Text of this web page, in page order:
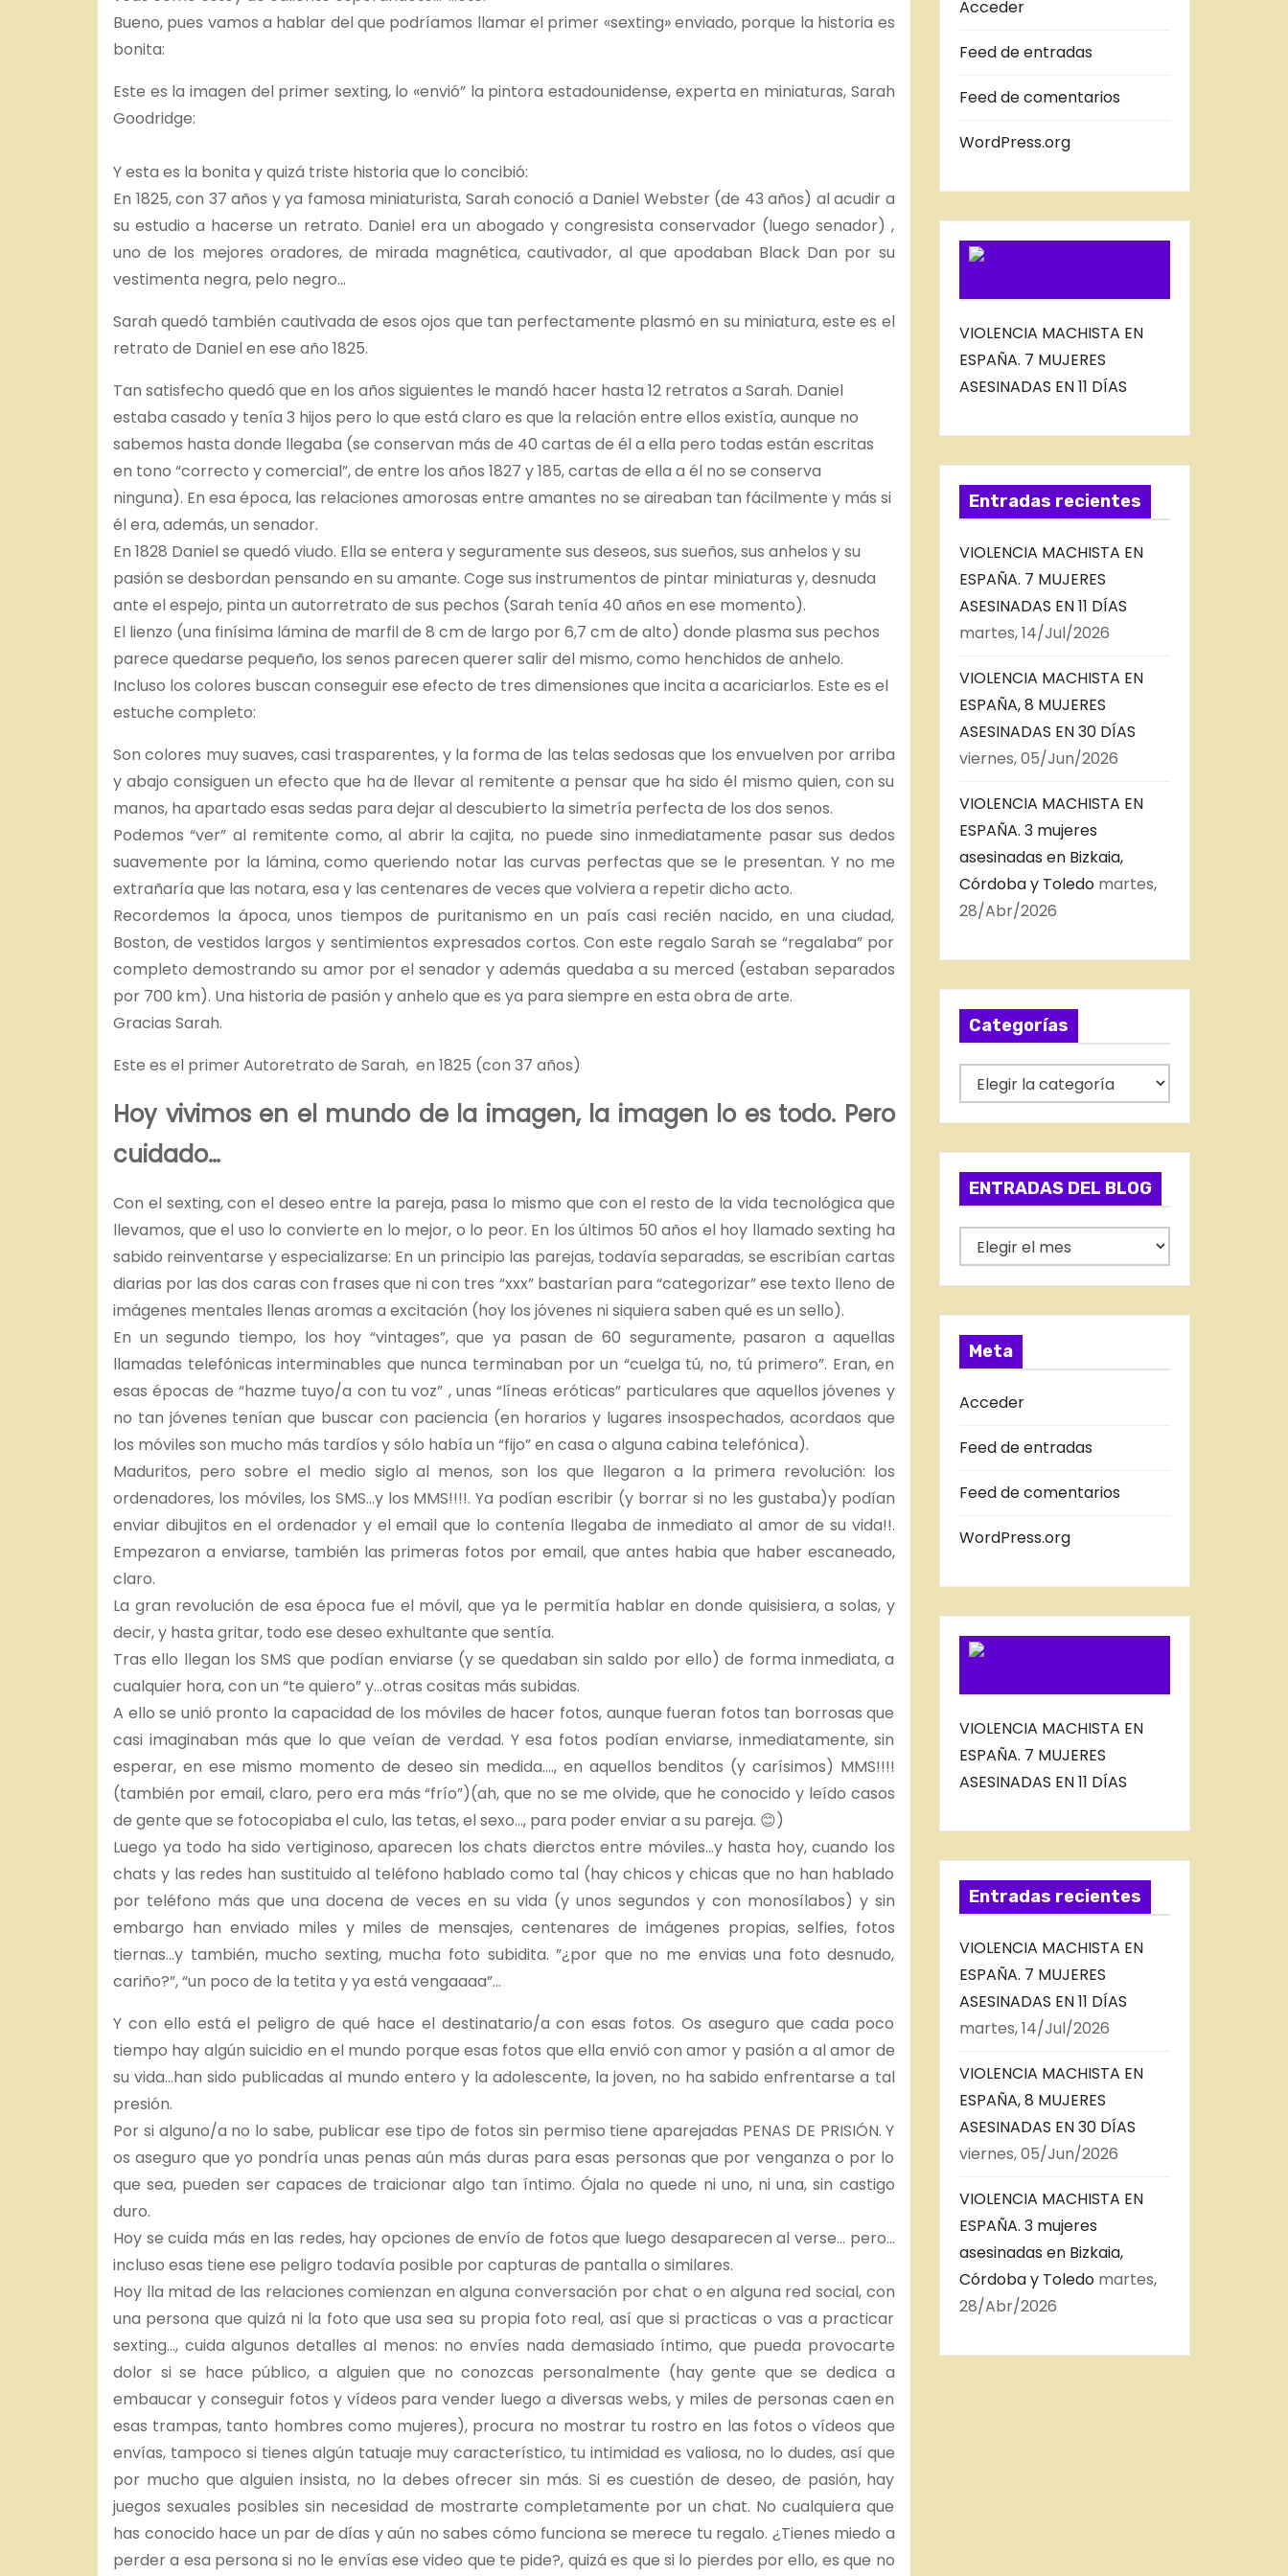
Bueno, pues vamos a hablar del que podríamos llamar el primer «sexting» enviado, porque la historia es
bonita:
Este es la imagen del primer sexting, lo «envió” la pintora estadounidense, experta en miniaturas, Sarah
Goodridge:
Y esta es la bonita y quizá triste historia que lo concibió:
En 1825, con 37 años y ya famosa miniaturista, Sarah conoció a Daniel Webster (de 43 años) al acudir a
su estudio a hacerse un retrato. Daniel era un abogado y congresista conservador (luego senador) ,
uno de los mejores oradores, de mirada magnética, cautivador, al que apodaban Black Dan por su
vestimenta negra, pelo negro…
Sarah quedó también cautivada de esos ojos que tan perfectamente plasmó en su miniatura, este es el
retrato de Daniel en ese año 1825.
Tan satisfecho quedó que en los años siguientes le mandó hacer hasta 12 retratos a Sarah. Daniel
estaba casado y tenía 3 hijos pero lo que está claro es que la relación entre ellos existía, aunque no
sabemos hasta donde llegaba (se conservan más de 40 cartas de él a ella pero todas están escritas
en tono “correcto y comercial”, de entre los años 1827 y 185, cartas de ella a él no se conserva
ninguna). En esa época, las relaciones amorosas entre amantes no se aireaban tan fácilmente y más si
él era, además, un senador.
En 1828 Daniel se quedó viudo. Ella se entera y seguramente sus deseos, sus sueños, sus anhelos y su
pasión se desbordan pensando en su amante. Coge sus instrumentos de pintar miniaturas y, desnuda
ante el espejo, pinta un autorretrato de sus pechos (Sarah tenía 40 años en ese momento).
El lienzo (una finísima lámina de marfil de 8 cm de largo por 6,7 cm de alto) donde plasma sus pechos
parece quedarse pequeño, los senos parecen querer salir del mismo, como henchidos de anhelo.
Incluso los colores buscan conseguir ese efecto de tres dimensiones que incita a acariciarlos. Este es el
estuche completo:
Son colores muy suaves, casi trasparentes, y la forma de las telas sedosas que los envuelven por arriba
y abajo consiguen un efecto que ha de llevar al remitente a pensar que ha sido él mismo quien, con su
manos, ha apartado esas sedas para dejar al descubierto la simetría perfecta de los dos senos.
Podemos “ver” al remitente como, al abrir la cajita, no puede sino inmediatamente pasar sus dedos
suavemente por la lámina, como queriendo notar las curvas perfectas que se le presentan. Y no me
extrañaría que las notara, esa y las centenares de veces que volviera a repetir dicho acto.
Recordemos la ápoca, unos tiempos de puritanismo en un país casi recién nacido, en una ciudad,
Boston, de vestidos largos y sentimientos expresados cortos. Con este regalo Sarah se “regalaba” por
completo demostrando su amor por el senador y además quedaba a su merced (estaban separados
por 700 km). Una historia de pasión y anhelo que es ya para siempre en esta obra de arte.
Gracias Sarah.
Este es el primer Autoretrato de Sarah, en 1825 (con 37 años)
Hoy vivimos en el mundo de la imagen, la imagen lo es todo. Pero
cuidado…
Con el sexting, con el deseo entre la pareja, pasa lo mismo que con el resto de la vida tecnológica que
llevamos, que el uso lo convierte en lo mejor, o lo peor. En los últimos 50 años el hoy llamado sexting ha
sabido reinventarse y especializarse: En un principio las parejas, todavía separadas, se escribían cartas
diarias por las dos caras con frases que ni con tres “xxx” bastarían para “categorizar” ese texto lleno de
imágenes mentales llenas aromas a excitación (hoy los jóvenes ni siquiera saben qué es un sello).
En un segundo tiempo, los hoy “vintages”, que ya pasan de 60 seguramente, pasaron a aquellas
llamadas telefónicas interminables que nunca terminaban por un “cuelga tú, no, tú primero”. Eran, en
esas épocas de “hazme tuyo/a con tu voz” , unas “líneas eróticas” particulares que aquellos jóvenes y
no tan jóvenes tenían que buscar con paciencia (en horarios y lugares insospechados, acordaos que
los móviles son mucho más tardíos y sólo había un “fijo” en casa o alguna cabina telefónica).
Maduritos, pero sobre el medio siglo al menos, son los que llegaron a la primera revolución: los
ordenadores, los móviles, los SMS…y los MMS!!!!. Ya podían escribir (y borrar si no les gustaba)y podían
enviar dibujitos en el ordenador y el email que lo contenía llegaba de inmediato al amor de su vida!!.
Empezaron a enviarse, también las primeras fotos por email, que antes habia que haber escaneado,
claro.
La gran revolución de esa época fue el móvil, que ya le permitía hablar en donde quisisiera, a solas, y
decir, y hasta gritar, todo ese deseo exhultante que sentía.
Tras ello llegan los SMS que podían enviarse (y se quedaban sin saldo por ello) de forma inmediata, a
cualquier hora, con un “te quiero” y…otras cositas más subidas.
A ello se unió pronto la capacidad de los móviles de hacer fotos, aunque fueran fotos tan borrosas que
casi imaginaban más que lo que veían de verdad. Y esa fotos podían enviarse, inmediatamente, sin
esperar, en ese mismo momento de deseo sin medida…., en aquellos benditos (y carísimos) MMS!!!!
(también por email, claro, pero era más “frío”)(ah, que no se me olvide, que he conocido y leído casos
de gente que se fotocopiaba el culo, las tetas, el sexo…, para poder enviar a su pareja. 😊)
Luego ya todo ha sido vertiginoso, aparecen los chats dierctos entre móviles…y hasta hoy, cuando los
chats y las redes han sustituido al teléfono hablado como tal (hay chicos y chicas que no han hablado
por teléfono más que una docena de veces en su vida (y unos segundos y con monosílabos) y sin
embargo han enviado miles y miles de mensajes, centenares de imágenes propias, selfies, fotos
tiernas…y también, mucho sexting, mucha foto subidita. ”¿por que no me envias una foto desnudo,
cariño?”, “un poco de la tetita y ya está vengaaaa”…
Y con ello está el peligro de qué hace el destinatario/a con esas fotos. Os aseguro que cada poco
tiempo hay algún suicidio en el mundo porque esas fotos que ella envió con amor y pasión a al amor de
su vida…han sido publicadas al mundo entero y la adolescente, la joven, no ha sabido enfrentarse a tal
presión.
Por si alguno/a no lo sabe, publicar ese tipo de fotos sin permiso tiene aparejadas PENAS DE PRISIÓN. Y
os aseguro que yo pondría unas penas aún más duras para esas personas que por venganza o por lo
que sea, pueden ser capaces de traicionar algo tan íntimo. Ójala no quede ni uno, ni una, sin castigo
duro.
Hoy se cuida más en las redes, hay opciones de envío de fotos que luego desaparecen al verse… pero…
incluso esas tiene ese peligro todavía posible por capturas de pantalla o similares.
Hoy lla mitad de las relaciones comienzan en alguna conversación por chat o en alguna red social, con
una persona que quizá ni la foto que usa sea su propia foto real, así que si practicas o vas a practicar
sexting…, cuida algunos detalles al menos: no envíes nada demasiado íntimo, que pueda provocarte
dolor si se hace público, a alguien que no conozcas personalmente (hay gente que se dedica a
embaucar y conseguir fotos y vídeos para vender luego a diversas webs, y miles de personas caen en
esas trampas, tanto hombres como mujeres), procura no mostrar tu rostro en las fotos o vídeos que
envías, tampoco si tienes algún tatuaje muy característico, tu intimidad es valiosa, no lo dudes, así que
por mucho que alguien insista, no la debes ofrecer sin más. Si es cuestión de deseo, de pasión, hay
juegos sexuales posibles sin necesidad de mostrarte completamente por un chat. No cualquiera que
has conocido hace un par de días y aún no sabes cómo funciona se merece tu regalo. ¿Tienes miedo a
perder a esa persona si no le envías ese video que te pide?, quizá es que si lo pierdes por ello, es que no
D
B
O
G
Acceder
Feed de entradas
Feed de comentarios
WordPress.org
VIOLENCIA MACHISTA EN
ESPAÑA. 7 MUJERES
ASESINADAS EN 11 DÍAS
Entradas recientes
VIOLENCIA MACHISTA EN
ESPAÑA. 7 MUJERES
ASESINADAS EN 11 DÍAS
martes, 14/Jul/2026
VIOLENCIA MACHISTA EN
ESPAÑA, 8 MUJERES
ASESINADAS EN 30 DÍAS
viernes, 05/Jun/2026
VIOLENCIA MACHISTA EN
ESPAÑA. 3 mujeres
asesinadas en Bizkaia,
Córdoba y Toledo martes,
28/Abr/2026
Categorías
a
t
e
o
í
a
s
ENTRADAS DEL BLOG
N
T
R
D
A
D
B
O
G
Meta
Acceder
Feed de entradas
Feed de comentarios
WordPress.org
VIOLENCIA MACHISTA EN
ESPAÑA. 7 MUJERES
ASESINADAS EN 11 DÍAS
Entradas recientes
VIOLENCIA MACHISTA EN
ESPAÑA. 7 MUJERES
ASESINADAS EN 11 DÍAS
martes, 14/Jul/2026
VIOLENCIA MACHISTA EN
ESPAÑA, 8 MUJERES
ASESINADAS EN 30 DÍAS
viernes, 05/Jun/2026
VIOLENCIA MACHISTA EN
ESPAÑA. 3 mujeres
asesinadas en Bizkaia,
Córdoba y Toledo martes,
28/Abr/2026